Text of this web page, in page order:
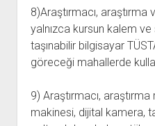
8)Araştırmacı, araştırma
yalnızca kursun kalem ve
taşınabilir bilgisayar
göreceği mahallerde
9) Araştırmacı,
makinesi, dijital kamera,